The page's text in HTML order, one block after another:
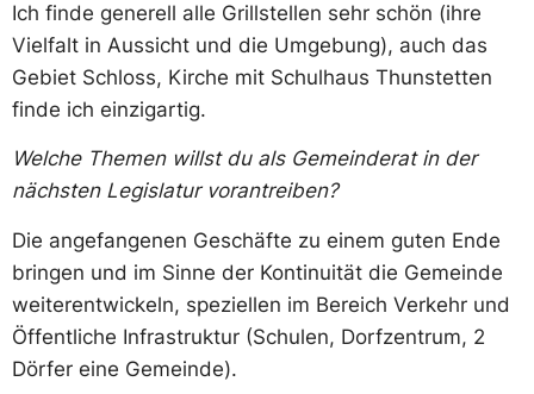
Ich finde generell alle Grillstellen sehr schön (ihre
Vielfalt in Aussicht und die Umgebung), auch das
Gebiet Schloss, Kirche mit Schulhaus Thunstetten
finde ich einzigartig.
Welche Themen willst du als Gemeinderat in der
nächsten Legislatur vorantreiben?
Die angefangenen Geschäfte zu einem guten Ende
bringen und im Sinne der Kontinuität die Gemeinde
weiterentwickeln, speziellen im Bereich Verkehr und
Öffentliche Infrastruktur (Schulen, Dorfzentrum, 2
Dörfer eine Gemeinde).